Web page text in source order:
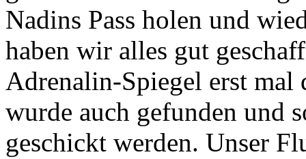
Nadins Pass holen und
haben wir alles gut
Adrenalin-Spiegel erst mal
wurde auch gefunden und
geschickt werden. Unser